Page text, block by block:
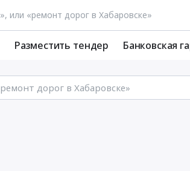
Разместить тендер Банковская